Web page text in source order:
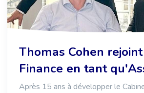
Thomas Cohen
Finance en tant
Après 15 ans à développer le